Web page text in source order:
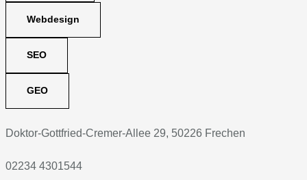
Webdesign
SEO
GEO
Doktor-Gottfried-Cremer-Allee 29, 50226 Frechen
02234 4301544